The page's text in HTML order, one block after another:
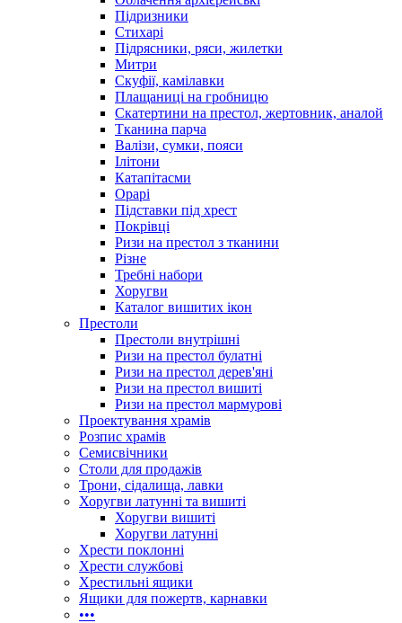
Підризники
Стихарі
Підрясники, ряси, жилетки
Митри
Скуфії, камілавки
Плащаниці на гробницю
Скатертини на престол, жертовник, аналой
Тканина парча
Валізи, сумки, пояси
Ілітони
Катапітасми
Орарі
Підставки під хрест
Покрівці
Ризи на престол з тканини
Різне
Требні набори
Хоругви
Каталог вишитих ікон
Престоли
Престоли внутрішні
Ризи на престол булатні
Ризи на престол дерев'яні
Ризи на престол вишиті
Ризи на престол мармурові
Проектування храмів
Розпис храмів
Семисвічники
Столи для продажів
Трони, сідалища, лавки
Хоругви латунні та вишиті
Хоругви вишиті
Хоругви латунні
Хрести поклонні
Хрести службові
Хрестильні ящики
Ящики для пожертв, карнавки
•••